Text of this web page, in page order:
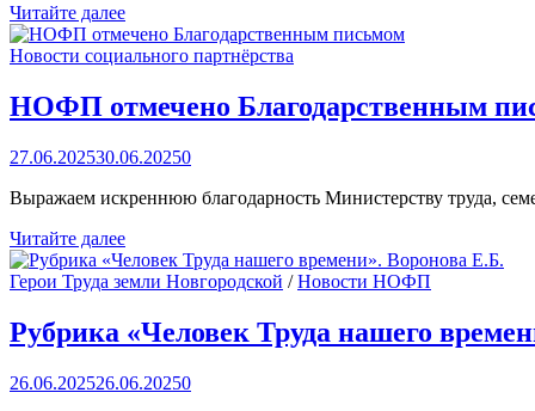
Отчетно-
выборное
собрание
НОФП:
итоги
выборы
Читайте далее
Новости социального партнёрства
НОФП отмечено Благодарственным
27.06.202530.06.20250
Выражаем искреннюю благодарность Министерству труда,
НОФП
отмечено
Благодарственным
Читайте далее
Герои Труда земли Новгородской /Новости НОФП
Рубрика «Человек Труда нашего
26.06.202526.06.20250